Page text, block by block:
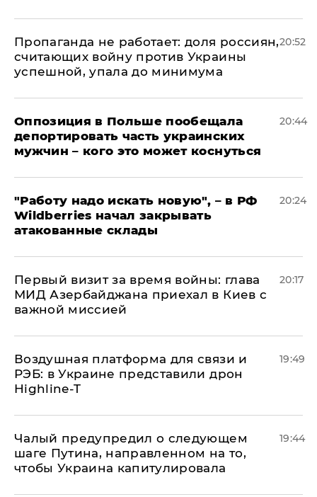
​Пропаганда не работает: доля россиян,
считающих войну против Украины
успешной, упала до минимума
20:52
Оппозиция в Польше пообещала
депортировать часть украинских
мужчин – кого это может коснуться
20:44
"Работу надо искать новую", – в РФ
Wildberries начал закрывать
атакованные склады
20:24
Первый визит за время войны: глава
МИД Азербайджана приехал в Киев с
важной миссией
20:17
Воздушная платформа для связи и
РЭБ: в Украине представили дрон
Highline-T
19:49
Чалый предупредил о следующем
шаге Путина, направленном на то,
чтобы Украина капитулировала
19:44